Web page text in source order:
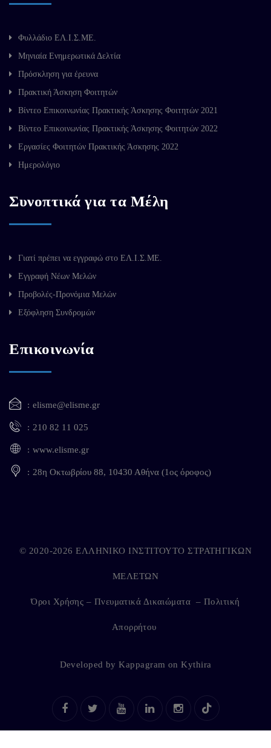
Φυλλάδιο ΕΛ.Ι.Σ.ΜΕ.
Μηνιαία Ενημερωτικά Δελτία
Πρόσκληση για έρευνα
Πρακτική Άσκηση Φοιτητών
Βίντεο Επικοινωνίας Πρακτικής Άσκησης Φοιτητών 2021
Βίντεο Επικοινωνίας Πρακτικής Άσκησης Φοιτητών 2022
Εργασίες Φοιτητών Πρακτικής Άσκησης 2022
Ημερολόγιο
Συνοπτικά για τα Μέλη
Γιατί πρέπει να εγγραφώ στο ΕΛ.Ι.Σ.ΜΕ.
Εγγραφή Νέων Μελών
Προβολές-Προνόμια Μελών
Εξόφληση Συνδρομών
Επικοινωνία
elisme@elisme.gr
210 82 11 025
www.elisme.gr
28η Οκτωβρίου 88, 10430 Αθήνα (1ος όροφος)
© 2020-2026 ΕΛΛΗΝΙΚΟ ΙΝΣΤΙΤΟΥΤΟ ΣΤΡΑΤΗΓΙΚΩΝ
ΜΕΛΕΤΩΝ
Όροι Χρήσης – Πνευματικά Δικαιώματα – Πολιτική
Απορρήτου
Developed byKappagram onKythira